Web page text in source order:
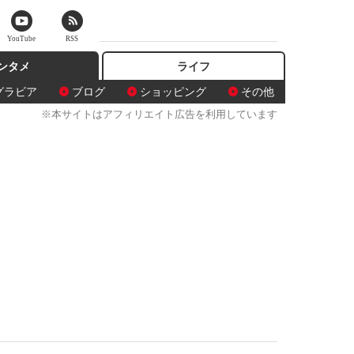
タメ
ラビア
ブログ ショッピング その他
ライフ
※本サイトはアフィリエイト広告を利用しています
YouTube RSS